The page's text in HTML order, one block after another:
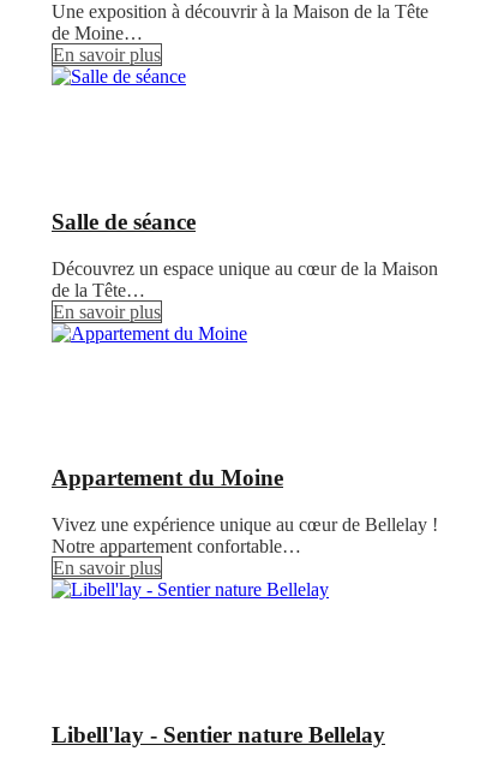
Une exposition à découvrir à la Maison de la Tête
de Moine…
En savoir plus
Salle de séance
Découvrez un espace unique au cœur de la Maison
de la Tête…
En savoir plus
Appartement du Moine
Vivez une expérience unique au cœur de Bellelay !
Notre appartement confortable…
En savoir plus
Libell'lay - Sentier nature Bellelay